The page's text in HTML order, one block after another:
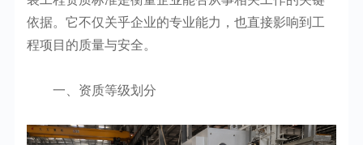
工业问答
依据。它不仅关乎企业的专业能力，也直接影响到工
程项目的质量与安全。
一、资质等级划分